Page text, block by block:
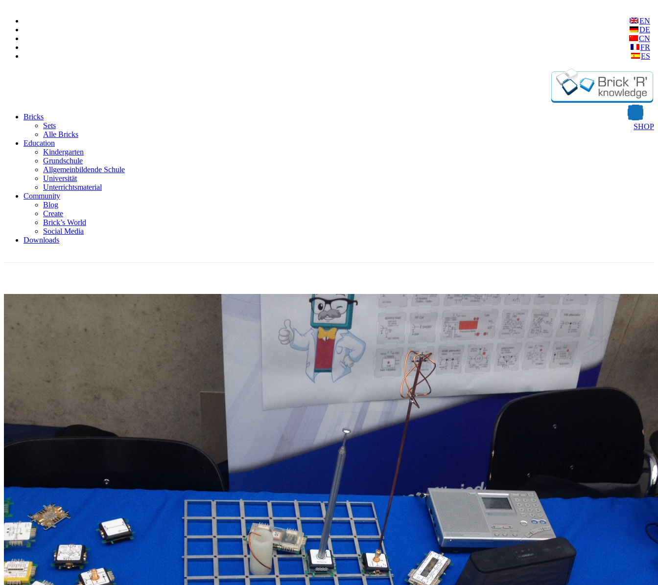
EN
DE
CN
FR
ES
SHOP
Bricks
Sets
Alle Bricks
Education
Kindergarten
Grundschule
Allgemeinbildende Schule
Universität
Unterrichtsmaterial
Community
Blog
Create
Brick’s World
Social Media
Downloads